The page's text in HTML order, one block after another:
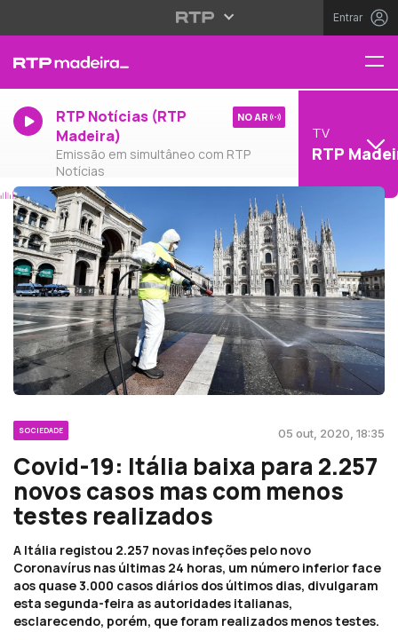
Entrar
RTP Notícias (RTP
Madeira)
Emissão em simultâneo com RTP
Notícias
NO AR
TV
RTP
SOCIEDADE 05 out, 2020, 18:35
Covid-19: Itália baixa para 2.257
novos casos mas com menos
testes realizados
A Itália registou 2.257 novas infeções pelo novo
Coronavírus nas últimas 24 horas, um número inferior face
aos quase 3.000 casos diários dos últimos dias, divulgaram
esta segunda-feira as autoridades italianas,
esclarecendo, porém, que foram realizados menos testes.